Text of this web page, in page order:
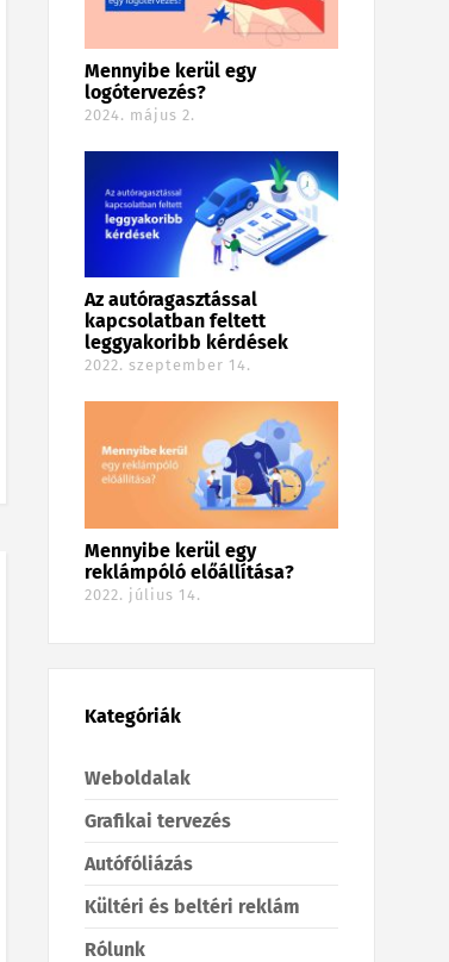
Mennyibe kerül egy
logótervezés?
2024. május 2.
Az autóragasztással
kapcsolatban feltett
leggyakoribb kérdések
2022. szeptember 14.
Mennyibe kerül egy
reklámpóló előállítása?
2022. július 14.
Kategóriák
Weboldalak
Grafikai tervezés
Autófóliázás
Kültéri és beltéri reklám
Rólunk